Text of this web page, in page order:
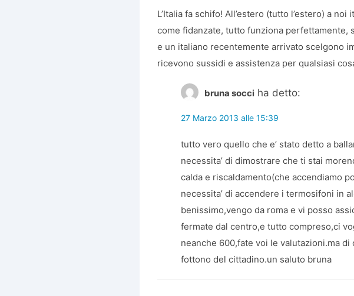
L’Italia fa schifo! All’estero (tutto l’estero) a
come fidanzate, tutto funziona
e un italiano recentemente arrivato scelgono
ricevono sussidi e assistenza per qualsiasi
bruna socci ha detto:
27 Marzo 2013 alle 15:39
tutto vero quello che e’ stato detto a
necessita’ di dimostrare che ti stai
calda e riscaldamento(che accendiamo
necessita’ di accendere i termosifoni in
benissimo,vengo da roma e vi posso
fermate dal centro,e tutto compreso,ci
neanche 600,fate voi le valutazioni.ma
fottono del cittadino.un saluto bruna